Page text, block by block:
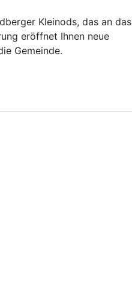
Kleinods, das an das
eröffnet Ihnen neue
Gemeinde.